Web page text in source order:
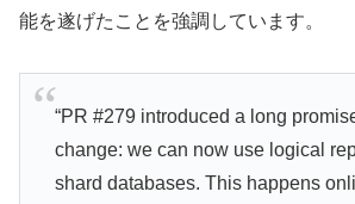
能を遂げたことを強調しています。
“PR #279 introduced a long
change: we can now use logical
shard databases. This happens